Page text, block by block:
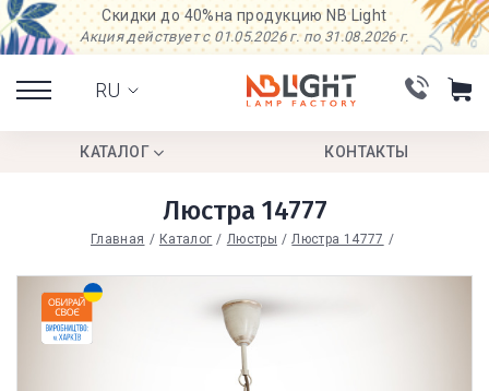
Скидки до 40%на продукцию NB Light
Акция действует с 01.05.2026 г. по 31.08.2026 г.
RU
КАТАЛОГ КОНТАКТЫ
Люстра 14777
Главная Каталог Люстры Люстра 14777